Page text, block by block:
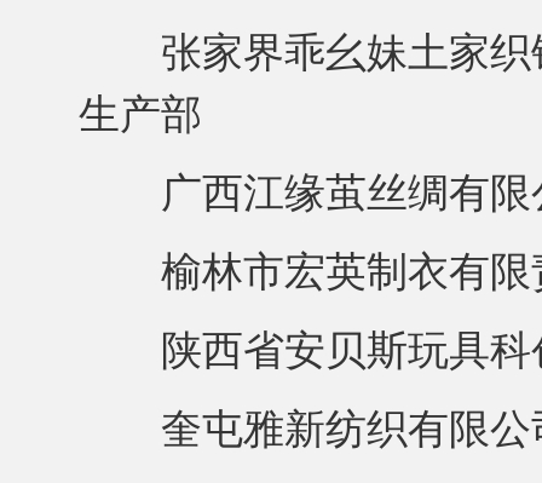
张家界乖幺妹土家织
生产部
广西江缘茧丝绸有限
榆林市宏英制衣有限
陕西省安贝斯玩具科
奎屯雅新纺织有限公